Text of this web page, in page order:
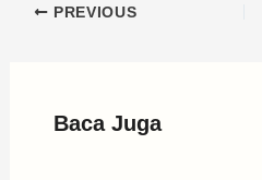
PREVIOUS
Baca Juga